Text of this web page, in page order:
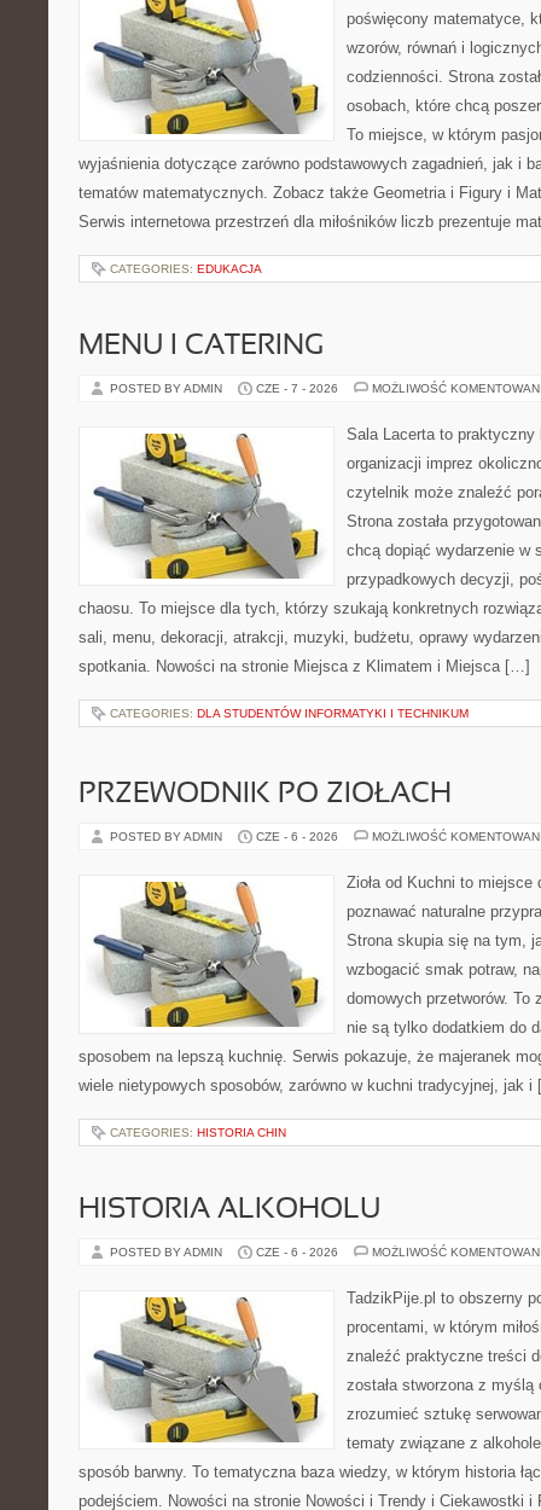
poświęcony matematyce,
wzorów, równań i
codzienności. Strona
osobach, które chcą
To miejsce, w którym
wyjaśnienia dotyczące zarówno podstawowych zagadnień, jak i
tematów matematycznych. Zobacz także Geometria i Figury i
Serwis internetowa przestrzeń dla miłośników liczb prezentuje
CATEGORIES: EDUKACJA
MENU I CATERING
POSTED BY ADMIN CZE - 7 - 2026 MOŻLIWOŚĆ
Sala Lacerta to praktyczny
organizacji imprez
czytelnik może znaleźć
Strona została
chcą dopiąć wydarzenie w
przypadkowych decyzji,
chaosu. To miejsce dla tych, którzy szukają konkretnych
sali, menu, dekoracji, atrakcji, muzyki, budżetu, oprawy
spotkania. Nowości na stronie Miejsca z Klimatem i Miejsca […]
CATEGORIES: DLA STUDENTÓW INFORMATYKI I TECHNIKUM
PRZEWODNIK PO ZIOŁACH
POSTED BY ADMIN CZE - 6 - 2026 MOŻLIWOŚĆ
Zioła od Kuchni to
poznawać naturalne
Strona skupia się na tym,
wzbogacić smak potraw,
domowych przetworów. To
nie są tylko dodatkiem do
sposobem na lepszą kuchnię. Serwis pokazuje, że majeranek
wiele nietypowych sposobów, zarówno w kuchni tradycyjnej, jak
CATEGORIES: HISTORIA CHIN
HISTORIA ALKOHOLU
POSTED BY ADMIN CZE - 6 - 2026 MOŻLIWOŚĆ
TadzikPije.pl to obszerny
procentami, w którym
znaleźć praktyczne treści
została stworzona z
zrozumieć sztukę
tematy związane z
sposób barwny. To tematyczna baza wiedzy, w którym historia
podejściem. Nowości na stronie Nowości i Trendy i Ciekawostki i